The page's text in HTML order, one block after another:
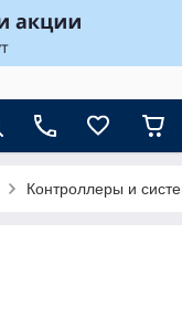
Контроллеры и